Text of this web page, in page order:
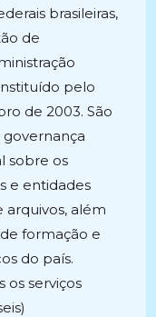
brasileiras,
de
pelo
de 2003. São
sobre os
e entidades
além
formação e
do país.
os serviços